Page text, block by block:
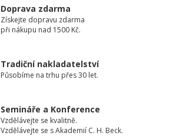
Doprava zdarma
Získejte dopravu zdarma
při nákupu nad 1500 Kč.
Tradiční nakladatelství
Působíme na trhu přes 30 let.
Semináře a Konference
Vzdělávejte se kvalitně.
Vzdělávejte se s Akademií C. H. Beck.